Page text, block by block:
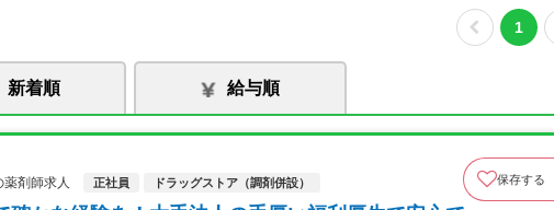
1
新着順 給与順
剤師求人
正社員 ドラッグストア（調剤併設） 保存する